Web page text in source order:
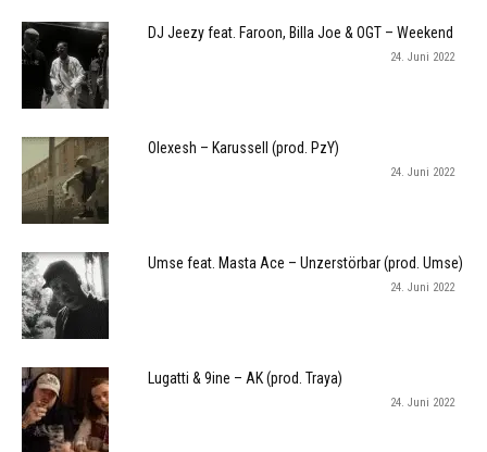
DJ Jeezy feat. Faroon, Billa Joe & OGT – Weekend
24. Juni 2022
Olexesh – Karussell (prod. PzY)
24. Juni 2022
Umse feat. Masta Ace – Unzerstörbar (prod. Umse)
24. Juni 2022
Lugatti & 9ine – AK (prod. Traya)
24. Juni 2022